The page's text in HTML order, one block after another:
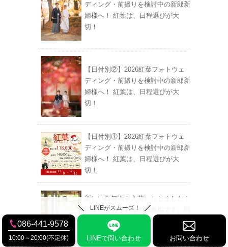
ディング・前撮りを検討中の新郎新
婦様へ！ 紅葉は、日程選びが大
切！
【日付別②】2026紅葉フォトウェ
ディング・前撮りを検討中の新郎新
婦様へ！ 紅葉は、日程選びが大
切！
【日付別①】2026紅葉フォトウェ
ディング・前撮りを検討中の新郎新
婦様へ！ 紅葉は、日程選びが大
切！
新しい白無垢を入荷いたしました！
高級感のある刺繍の白無垢です。岡
山後楽園・倉敷美観地区・吉備津神
社でのフォトウェディング前撮りに
最適です。
LINEがスムーズ！
086-441-9578
10:00～20:00(不定休) LINEで問い合わせ お問い合わせ